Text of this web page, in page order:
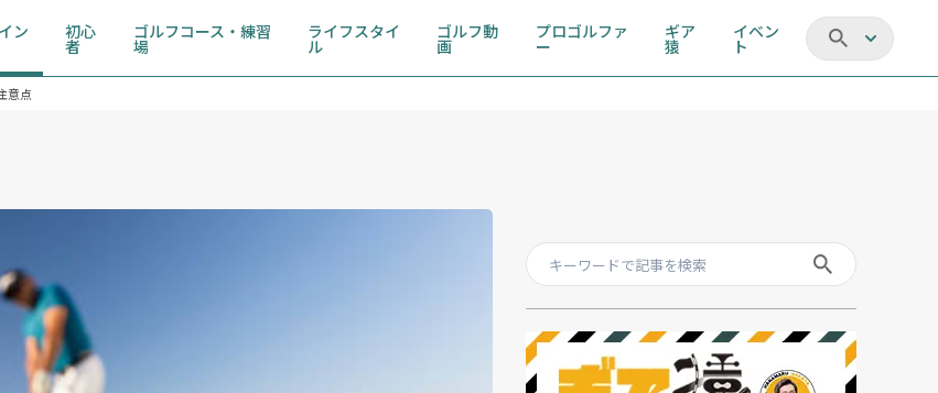
ン 初心
者
ゴルフコース・練習
場
ライフスタイ
ル
ゴルフ動
画
プロゴルファ
ー
ギア
猿
イベン
ト
意点